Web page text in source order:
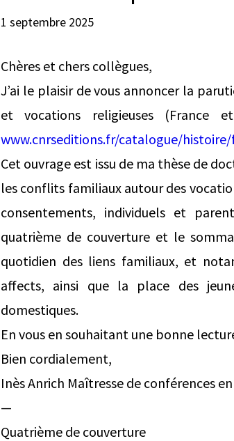
1 septembre 2025
Chères et chers collègues,
J’ai le plaisir de vous annoncer la
et vocations religieuses (France
www.cnrseditions.fr/catalogue/
Cet ouvrage est issu de ma thèse de
les conflits familiaux autour des
consentements, individuels et
quatrième de couverture et le
quotidien des liens familiaux, et
affects, ainsi que la place des
domestiques.
En vous en souhaitant une bonne
Bien cordialement,
Inès Anrich Maîtresse de conférences
—
Quatrième de couverture